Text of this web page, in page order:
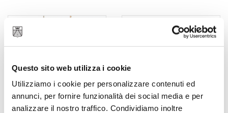
Questo sito web utilizza i cookie
Utilizziamo i cookie per personalizzare contenuti ed
annunci, per fornire funzionalità dei social media e per
analizzare il nostro traffico. Condividiamo inoltre